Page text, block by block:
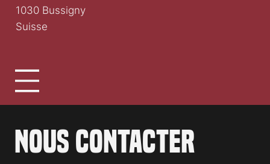
Nous contacter
1030 Bussigny
Suisse